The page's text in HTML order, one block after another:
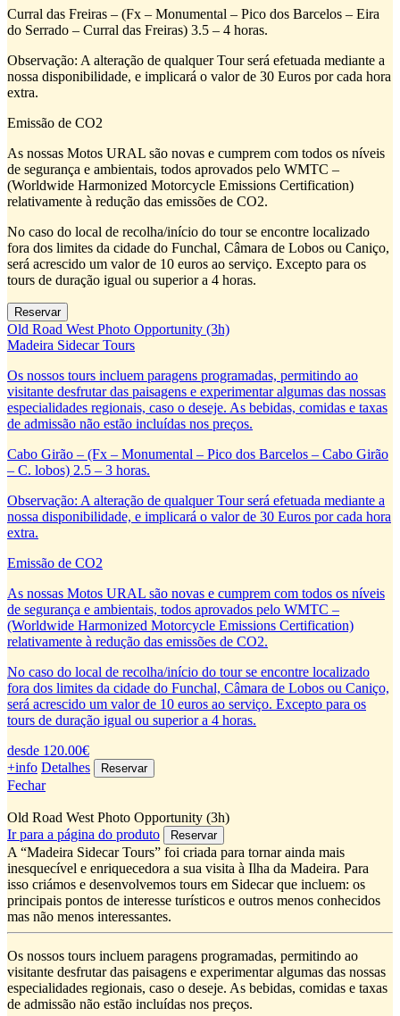
Curral das Freiras – (Fx – Monumental – Pico dos Barcelos – Eira
do Serrado – Curral das Freiras) 3.5 – 4 horas.
Observação: A alteração de qualquer Tour será efetuada mediante a
nossa disponibilidade, e implicará o valor de 30 Euros por cada hora
extra.
Emissão de CO2
As nossas Motos URAL são novas e cumprem com todos os níveis
de segurança e ambientais, todos aprovados pelo WMTC –
(Worldwide Harmonized Motorcycle Emissions Certification)
relativamente à redução das emissões de CO2.
No caso do local de recolha/início do tour se encontre localizado
fora dos limites da cidade do Funchal, Câmara de Lobos ou Caniço,
será acrescido um valor de 10 euros ao serviço. Excepto para os
tours de duração igual ou superior a 4 horas.
Old Road West Photo Opportunity (3h)
Madeira Sidecar Tours
Os nossos tours incluem paragens programadas, permitindo ao
visitante desfrutar das paisagens e experimentar algumas das nossas
especialidades regionais, caso o deseje. As bebidas, comidas e taxas
de admissão não estão incluídas nos preços.
Cabo Girão – (Fx – Monumental – Pico dos Barcelos – Cabo Girão
– C. lobos) 2.5 – 3 horas.
Observação: A alteração de qualquer Tour será efetuada mediante a
nossa disponibilidade, e implicará o valor de 30 Euros por cada hora
extra.
Emissão de CO2
As nossas Motos URAL são novas e cumprem com todos os níveis
de segurança e ambientais, todos aprovados pelo WMTC –
(Worldwide Harmonized Motorcycle Emissions Certification)
relativamente à redução das emissões de CO2.
No caso do local de recolha/início do tour se encontre localizado
fora dos limites da cidade do Funchal, Câmara de Lobos ou Caniço,
será acrescido um valor de 10 euros ao serviço. Excepto para os
tours de duração igual ou superior a 4 horas.
desde 120.00€
+info Detalhes
Fechar
Old Road West Photo Opportunity (3h)
Ir para a página do produto
A “Madeira Sidecar Tours” foi criada para tornar ainda mais
inesquecível e enriquecedora a sua visita à Ilha da Madeira. Para
isso criámos e desenvolvemos tours em Sidecar que incluem: os
principais pontos de interesse turísticos e outros menos conhecidos
mas não menos interessantes.
Os nossos tours incluem paragens programadas, permitindo ao
visitante desfrutar das paisagens e experimentar algumas das nossas
especialidades regionais, caso o deseje. As bebidas, comidas e taxas
de admissão não estão incluídas nos preços.